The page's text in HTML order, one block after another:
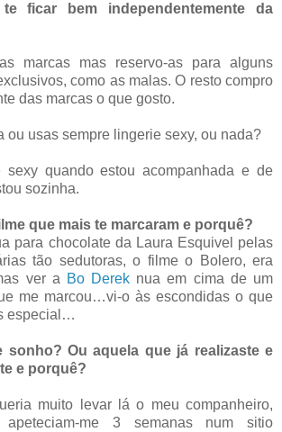
ficar bem independentemente da
marcas mas reservo-as para alguns
como as malas. O resto compro
das marcas o que gosto.
ou usas sempre lingerie sexy, ou nada?
sexy quando estou acompanhada e de
sozinha.
que mais te marcaram e porquê?
para chocolate da Laura Esquivel pelas
tão sedutoras, o filme o Bolero, era
ver a Bo Derek nua em cima de um
me marcou…vi-o às escondidas o que
especial…
sonho? Ou aquela que já realizaste e
e porquê?
muito levar lá o meu companheiro,
apeteciam-me 3 semanas num sitio